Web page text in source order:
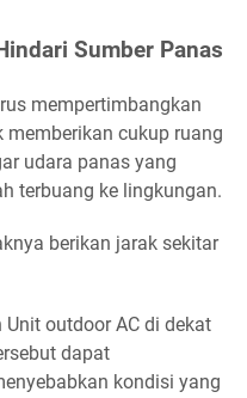
Sumber Panas
mempertimbangkan
cukup ruang
udara panas yang
terbuang ke lingkungan.
berikan jarak sekitar
outdoor AC di dekat
dapat
kondisi yang